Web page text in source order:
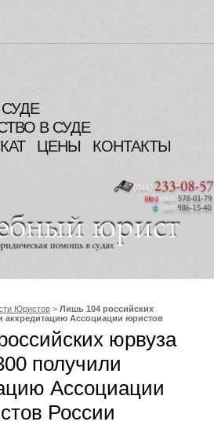
В СУДЕ
ЦЕНЫ КОНТАКТЫ
Юристов > Лишь 104 российских
аккредитацию Ассоциации юристов
юрвуза
получили
Ассоциации
России